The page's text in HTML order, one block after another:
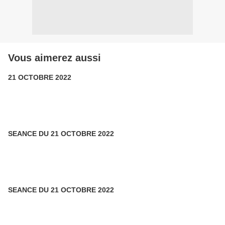
Vous aimerez aussi
21 OCTOBRE 2022
SEANCE DU 21 OCTOBRE 2022
SEANCE DU 21 OCTOBRE 2022